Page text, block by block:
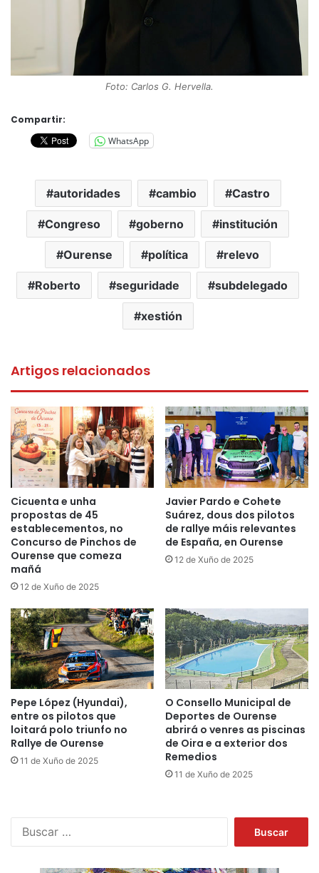
Foto: Carlos G. Hervella.
Compartir:
WhatsApp
autoridades cambio Castro
Congreso goberno institución
Ourense política relevo
Roberto seguridade subdelegado
xestión
Artigos relacionados
Cicuenta e unha
propostas de 45
establecementos, no
Concurso de Pinchos de
Ourense que comeza
mañá
12 de Xuño de 2025
Javier Pardo e Cohete
Suárez, dous dos pilotos
de rallye máis relevantes
de España, en Ourense
12 de Xuño de 2025
Pepe López (Hyundai),
entre os pilotos que
loitará polo triunfo no
Rallye de Ourense
11 de Xuño de 2025
O Consello Municipal de
Deportes de Ourense
abrirá o venres as piscinas
de Oira e a exterior dos
Remedios
11 de Xuño de 2025
c